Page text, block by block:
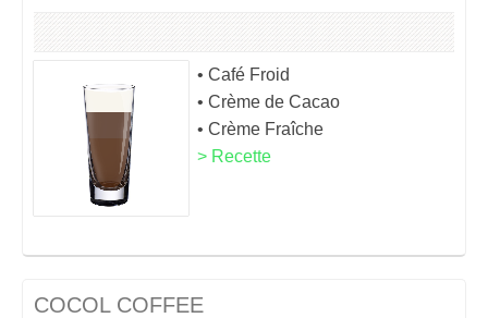
• Café Froid
• Crème de Cacao
• Crème Fraîche
> Recette
COCOL COFFEE